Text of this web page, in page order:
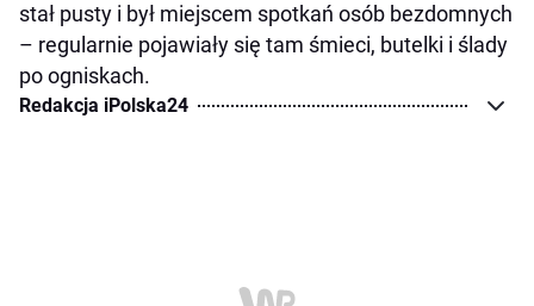
stał pusty i był miejscem spotkań osób bezdomnych
– regularnie pojawiały się tam śmieci, butelki i ślady
po ogniskach.
Redakcja iPolska24